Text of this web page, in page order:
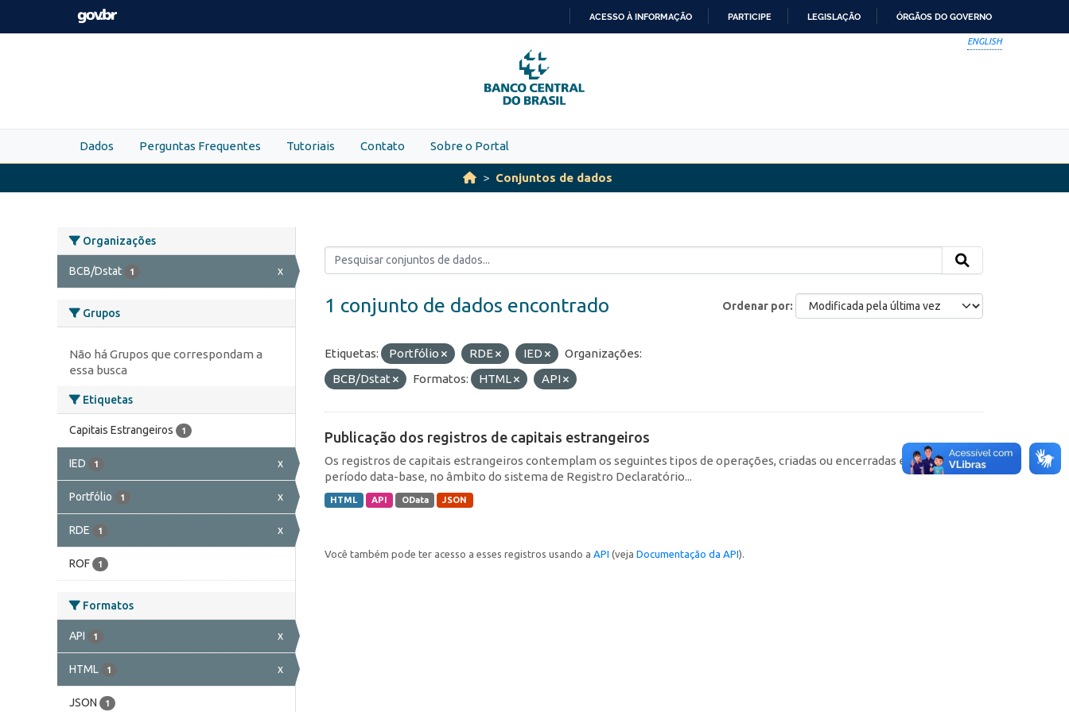
Skip to main content
PARA
O
CONTEÚDO
ACESSO À INFORMAÇÃO PARTICIPE LEGISLAÇÃO ÓRGÃOS DO GOVERNO
ENGLISH
Dados Perguntas Frequentes Tutoriais Contato Sobre o Portal
Conjuntos de dados
Organizações
BCB/Dstat 1 x
Grupos
Não há Grupos que correspondam a
essa busca
Etiquetas
Capitais Estrangeiros 1
IED 1 x
Portfólio 1 x
RDE 1 x
ROF 1
Formatos
API 1 x
HTML 1 x
JSON 1
Ordenar por
1 conjunto de dados encontrado
Etiquetas: Portfólio RDE IED
Organizações:
BCB/Dstat
Formatos: HTML API
Publicação dos registros de capitais estrangeiros
Os registros de capitais estrangeiros contemplam os seguintes tipos de operações, criadas ou encerradas em cada
período data-base, no âmbito do sistema de Registro Declaratório...
HTML API OData JSON
Você também pode ter acesso a esses registros usando a API (veja Documentação da API).